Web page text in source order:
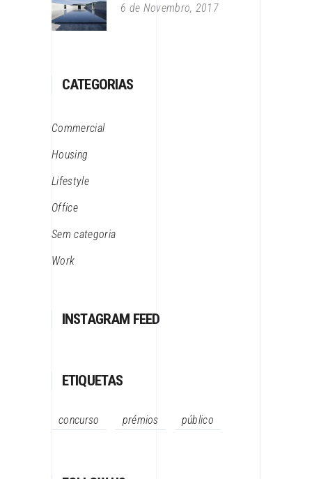
6 de Novembro, 2017
CATEGORIAS
Commercial
Housing
Lifestyle
Office
Sem categoria
Work
INSTAGRAM FEED
ETIQUETAS
concurso prémios público